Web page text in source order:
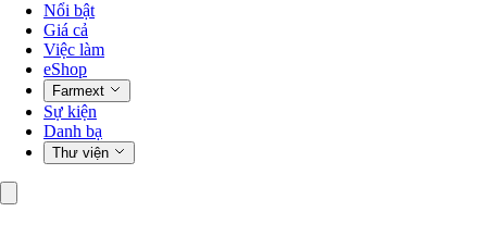
Nổi bật
Giá cả
Việc làm
eShop
Farmext
Sự kiện
Danh bạ
Thư viện